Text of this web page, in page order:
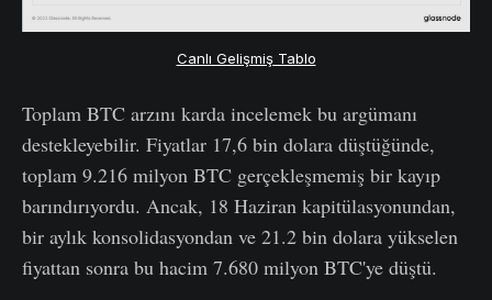
Canlı Gelişmiş Tablo
Toplam BTC arzını karda incelemek bu argümanı
destekleyebilir. Fiyatlar 17,6 bin dolara düştüğünde,
toplam 9.216 milyon BTC gerçekleşmemiş bir kayıp
barındırıyordu. Ancak, 18 Haziran kapitülasyonundan,
bir aylık konsolidasyondan ve 21.2 bin dolara yükselen
fiyattan sonra bu hacim 7.680 milyon BTC'ye düştü.